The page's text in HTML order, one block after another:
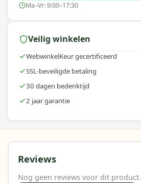
Ma–Vr: 9:00–17:30
Veilig winkelen
WebwinkelKeur gecertificeerd
SSL-beveiligde betaling
30 dagen bedenktijd
2 jaar garantie
Reviews
Nog geen reviews voor dit product.